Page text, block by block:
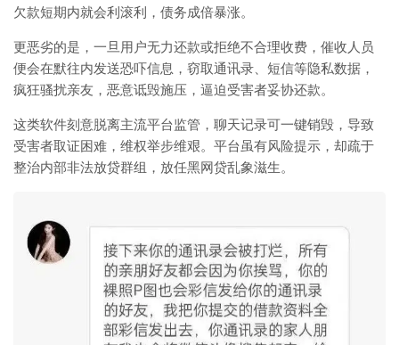
欠款短期内就会利滚利，债务成倍暴涨。
更恶劣的是，一旦用户无力还款或拒绝不合理收费，催收人员
便会在默往内发送恐吓信息，窃取通讯录、短信等隐私数据，
疯狂骚扰亲友，恶意诋毁施压，逼迫受害者妥协还款。
这类软件刻意脱离主流平台监管，聊天记录可一键销毁，导致
受害者取证困难，维权举步维艰。平台虽有风险提示，却疏于
整治内部非法放贷群组，放任黑网贷乱象滋生。